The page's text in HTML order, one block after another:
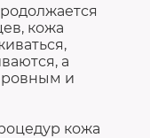
кожа
а
ровным и
кожа